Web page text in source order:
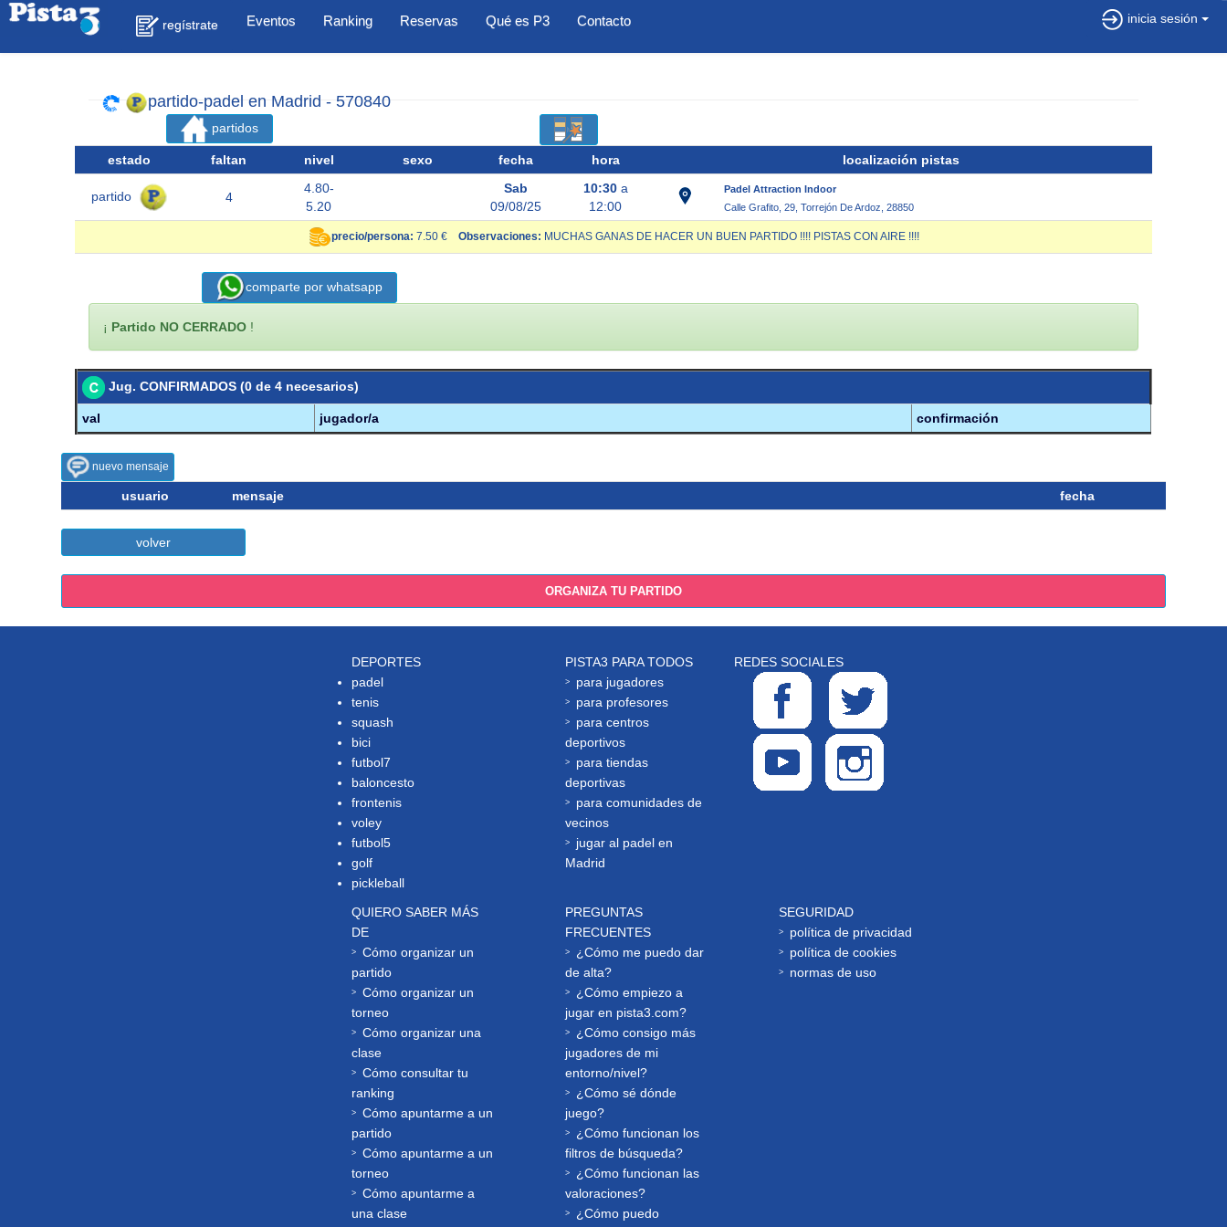
regístrate Eventos Ranking Reservas Qué es P3 Contacto inicia sesión
partido-padel en Madrid - 570840
partidos
estado faltan nivel sexo fecha hora localización pistas
partido 4
4.80-
5.20
Sab
09/08/25
10:30a
12:00
Padel Attraction Indoor
Calle Grafito, 29, Torrejón De Ardoz, 28850
precio/persona: 7.50 € Observaciones: MUCHAS GANAS DE HACER UN BUEN PARTIDO !!!! PISTAS CON AIRE !!!!
comparte por whatsapp
¡ Partido NO CERRADO !
Jug. CONFIRMADOS (0 de 4 necesarios)
val jugador/a confirmación
nuevo mensaje
usuario mensaje fecha
volver
ORGANIZA TU PARTIDO
DEPORTES
padel
tenis
squash
bici
futbol7
baloncesto
frontenis
voley
futbol5
golf
pickleball
PISTA3 PARA TODOS
para jugadores
para profesores
para centros
deportivos
para tiendas
deportivas
para comunidades de
vecinos
jugar al padel en
Madrid
REDES SOCIALES
QUIERO SABER MÁS
DE
Cómo organizar un
partido
Cómo organizar un
torneo
Cómo organizar una
clase
Cómo consultar tu
ranking
Cómo apuntarme a un
partido
Cómo apuntarme a un
torneo
Cómo apuntarme a
una clase
PREGUNTAS
FRECUENTES
¿Cómo me puedo dar
de alta?
¿Cómo empiezo a
jugar en pista3.com?
¿Cómo consigo más
jugadores de mi
entorno/nivel?
¿Cómo sé dónde
juego?
¿Cómo funcionan los
filtros de búsqueda?
¿Cómo funcionan las
valoraciones?
¿Cómo puedo
SEGURIDAD
política de privacidad
política de cookies
normas de uso